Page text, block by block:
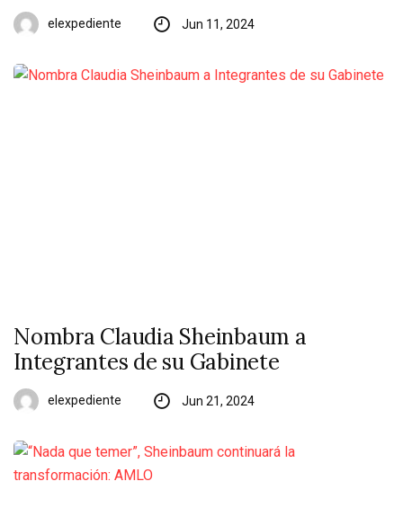
elexpediente Jun 11, 2024
Nombra Claudia Sheinbaum a
Integrantes de su Gabinete
elexpediente Jun 21, 2024